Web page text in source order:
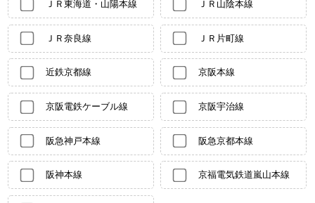
ＪＲ東海道・山陽本線 ＪＲ山陰本線
ＪＲ奈良線 ＪＲ片町線
近鉄京都線 京阪本線
京阪電鉄ケーブル線 京阪宇治線
阪急神戸本線 阪急京都本線
阪神本線 京福電気鉄道嵐山本線